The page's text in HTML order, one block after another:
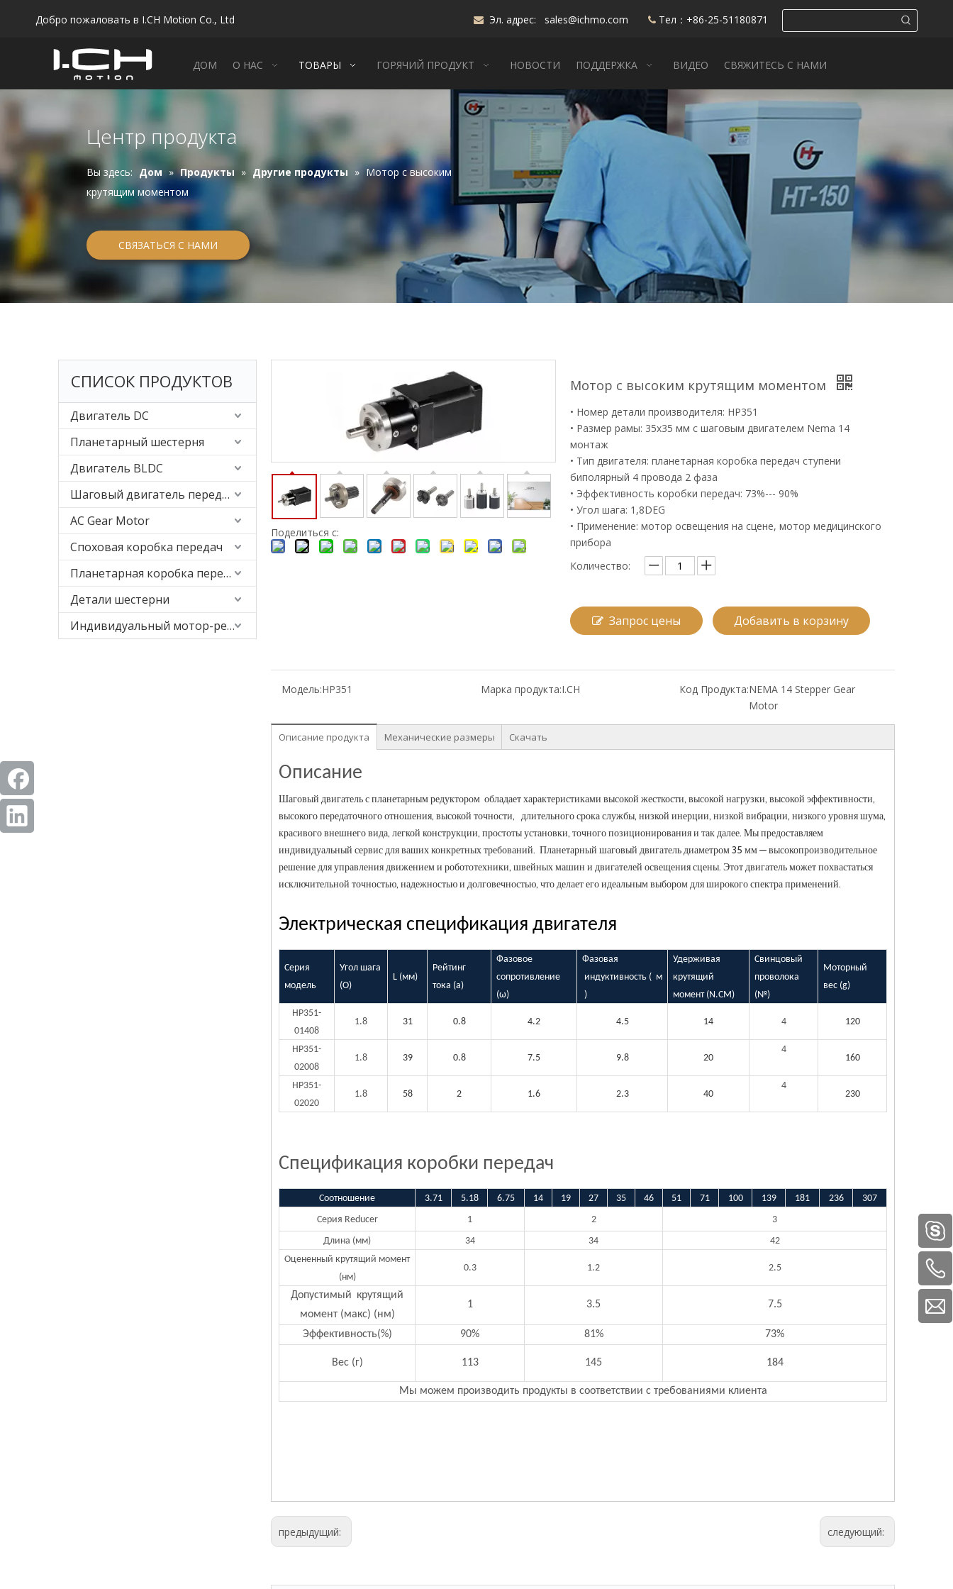
Добро пожаловать в I.CH Motion Co., Ltd  Эл. адрес: sales@ichmo.com  Тел：+86-25-51180871
ДОМ О НАС ТОВАРЫ ГОРЯЧИЙ ПРОДУКТ НОВОСТИ ПОДДЕРЖКА ВИДЕО СВЯЖИТЕСЬ С НАМИ
Центр продукта
Вы здесь: Дом » Продукты » Другие продукты » Мотор с высоким
крутящим моментом
СВЯЗАТЬСЯ С НАМИ
СПИСОК ПРОДУКТОВ
Двигатель DC
Планетарный шестерня
Двигатель BLDC
Шаговый двигатель передачи
AC Gear Motor
Споховая коробка передач
Планетарная коробка передач
Детали шестерни
Индивидуальный мотор-редуктор
Поделиться с:
Мотор с высоким крутящим моментом
• Номер детали производителя: HP351
• Размер рамы: 35x35 мм с шаговым двигателем Nema 14
монтаж
• Тип двигателя: планетарная коробка передач ступени
биполярный 4 провода 2 фаза
• Эффективность коробки передач: 73%--- 90%
• Угол шага: 1,8DEG
• Применение: мотор освещения на сцене, мотор медицинского
прибора
Количество:
Запрос цены Добавить в корзину
Модель:HP351 Марка продукта:I.CH Код Продукта:NEMA 14 Stepper Gear
Motor
Описание продукта Механические размеры Скачать
Описание
Шаговый двигатель с планетарным редуктором обладает характеристиками высокой жесткости, высокой нагрузки, высокой эффективности,
высокого передаточного отношения, высокой точности, длительного срока службы, низкой инерции, низкой вибрации, низкого уровня шума,
красивого внешнего вида, легкой конструкции, простоты установки, точного позиционирования и так далее. Мы предоставляем
индивидуальный сервис для ваших конкретных требований. Планетарный шаговый двигатель диаметром 35 мм — высокопроизводительное
решение для управления движением и робототехники, швейных машин и двигателей освещения сцены. Этот двигатель может похвастаться
исключительной точностью, надежностью и долговечностью, что делает его идеальным выбором для широкого спектра применений.
Электрическая спецификация двигателя
Серия
модель
Угол шага
(O)
L (мм)
Рейтинг
тока (а)
Фазовое
сопротивление
(ω)
Фазовая
индуктивность ( м
)
Удерживая
крутящий
момент (N.CM)
Свинцовый
проволока
(№)
Моторный
вес (g)
HP351-
01408
1.8 31 0.8 4.2 4.5 14 4 120
HP351-
02008
1.8 39 0.8 7.5 9.8 20
4
160
HP351-
02020
1.8 58 2 1.6 2.3 40
4
230
Спецификация коробки передач
Соотношение 3.71 5.18 6.75 14 19 27 35 46 51 71 100 139 181 236
307
Серия Reducer
1 2
3
Длина (мм)
34 34
42
Оцененный крутящий момент
(нм)
0.3 1.2 2.5
Допустимый крутящий
момент (макс) (нм)
1 3.5 7.5
Эффективность(%) 90% 81% 73%
Вес (г) 113 145 184
Мы можем производить продукты в соответствии с требованиями клиента
предыдущий: следующий: